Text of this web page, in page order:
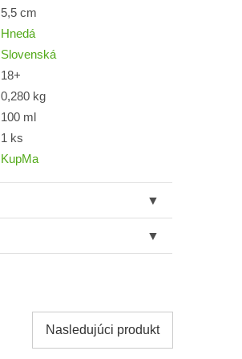
5,5 cm
Hnedá
Slovenská
18+
0,280 kg
100 ml
1 ks
KupMa
Nasledujúci produkt